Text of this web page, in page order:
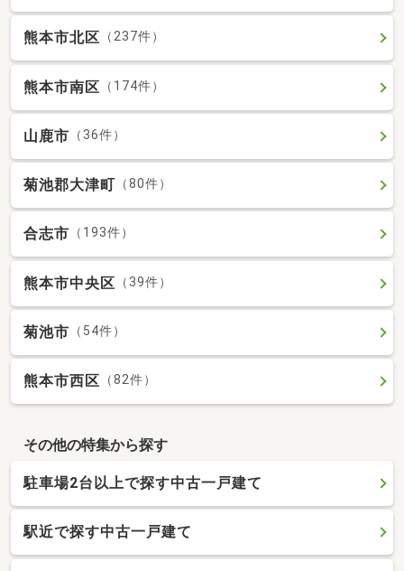
熊本市北区 （237件）
熊本市南区 （174件）
山鹿市 （36件）
菊池郡大津町 （80件）
合志市 （193件）
熊本市中央区 （39件）
菊池市 （54件）
熊本市西区 （82件）
その他の特集から探す
駐車場2台以上で探す中古一戸建て
駅近で探す中古一戸建て